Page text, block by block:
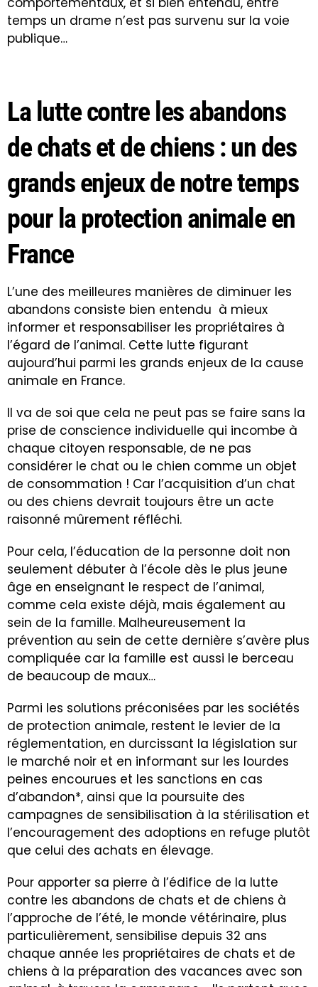
temps un drame n’est pas survenu sur la voie
publique…
La lutte contre les abandons
de chats et de chiens : un des
grands enjeux de notre temps
pour la protection animale en
France
L’une des meilleures manières de diminuer les
abandons consiste bien entendu à mieux
informer et responsabiliser les propriétaires à
l’égard de l’animal. Cette lutte figurant
aujourd’hui parmi les grands enjeux de la cause
animale en France.
Il va de soi que cela ne peut pas se faire sans la
prise de conscience individuelle qui incombe à
chaque citoyen responsable, de ne pas
considérer le chat ou le chien comme un objet
de consommation ! Car l’acquisition d’un chat
ou des chiens devrait toujours être un acte
raisonné mûrement réfléchi.
Pour cela, l’éducation de la personne doit non
seulement débuter à l’école dès le plus jeune
âge en enseignant le respect de l’animal,
comme cela existe déjà, mais également au
sein de la famille. Malheureusement la
prévention au sein de cette dernière s’avère plus
compliquée car la famille est aussi le berceau
de beaucoup de maux…
Parmi les solutions préconisées par les sociétés
de protection animale, restent le levier de la
réglementation, en durcissant la législation sur
le marché noir et en informant sur les lourdes
peines encourues et les sanctions en cas
d’abandon*, ainsi que la poursuite des
campagnes de sensibilisation à la stérilisation et
l’encouragement des adoptions en refuge plutôt
que celui des achats en élevage.
Pour apporter sa pierre à l’édifice de la lutte
contre les abandons de chats et de chiens à
l’approche de l’été, le monde vétérinaire, plus
particulièrement, sensibilise depuis 32 ans
chaque année les propriétaires de chats et de
chiens à la préparation des vacances avec son